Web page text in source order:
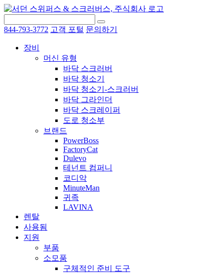
844-793-3772 고객 포털 문의하기
장비
머신 유형
바닥 스크러버
바닥 청소기
바닥 청소기-스크러버
바닥 그라인더
바닥 스크레이퍼
도로 청소부
브랜드
PowerBoss
FactoryCat
Dulevo
테넌트 컴퍼니
코디악
MinuteMan
귀족
LAVINA
렌탈
사용됨
지원
부품
소모품
구체적인 준비 도구